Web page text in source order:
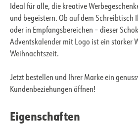
Ideal für alle, die kreative
und begeistern. Ob auf dem Schreibtisch
oder in Empfangsbereichen – dieser
Adventskalender mit Logo ist ein starker
Weihnachtszeit.
Jetzt bestellen und Ihrer Marke ein
Kundenbeziehungen öffnen!
Eigenschaften